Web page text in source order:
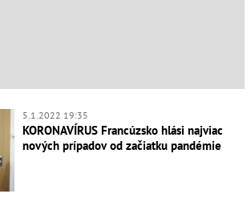
5.1.2022 19:35
KORONAVÍRUS Francúzsko hlási najviac
nových prípadov od začiatku pandémie